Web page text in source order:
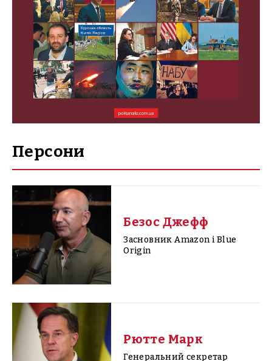
Персони
Безос Джефф
Засновник Amazon і Blue
Origin
Рютте Марк
Генеральний секретар